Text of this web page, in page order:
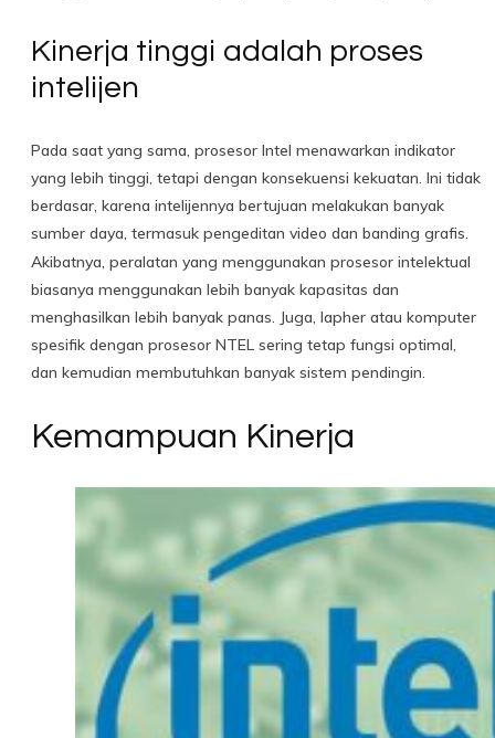
Kinerja tinggi adalah proses
intelijen
Pada saat yang sama, prosesor Intel menawarkan indikator
yang lebih tinggi, tetapi dengan konsekuensi kekuatan. Ini tidak
berdasar, karena intelijennya bertujuan melakukan banyak
sumber daya, termasuk pengeditan video dan banding grafis.
Akibatnya, peralatan yang menggunakan prosesor intelektual
biasanya menggunakan lebih banyak kapasitas dan
menghasilkan lebih banyak panas. Juga, lapher atau komputer
spesifik dengan prosesor NTEL sering tetap fungsi optimal,
dan kemudian membutuhkan banyak sistem pendingin.
Kemampuan Kinerja